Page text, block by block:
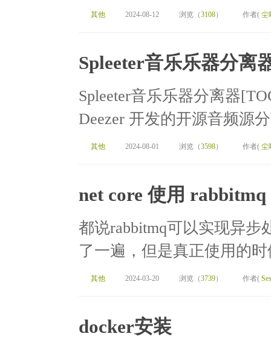
其他 2024-08-12 浏览（3108） 作者( 尘
Spleeter音乐乐器分离
Spleeter音乐乐器分离器
Deezer 开发的开源音频源
其他 2024-08-01 浏览（3598） 作者( 尘
net core 使用 rabbitmq
都说rabbitmq可以实现异
了一遍，但是真正使用的
其他 2024-03-20 浏览（3739） 作者(
docker安装